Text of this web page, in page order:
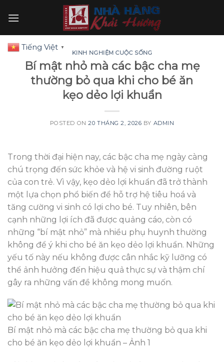
KINH NGHIỆM CUỘC SỐNG
Bí mật nhỏ mà các bậc cha mẹ
thường bỏ qua khi cho bé ăn
kẹo dẻo lợi khuẩn
POSTED ON20 THÁNG 2, 2026 BY ADMIN
Trong thời đại hiện nay, các bậc cha mẹ ngày càng
chú trọng đến sức khỏe và hệ vi sinh đường ruột
của con trẻ. Vì vậy, kẹo dẻo lợi khuẩn đã trở thành
một lựa chọn phổ biến để hỗ trợ hệ tiêu hoá và
tăng cường vi sinh có lợi cho bé. Tuy nhiên, bên
cạnh những lợi ích đã được quảng cáo, còn có
những “bí mật nhỏ” mà nhiều phụ huynh thường
không để ý khi cho bé ăn kẹo dẻo lợi khuẩn. Những
yếu tố này nếu không được cân nhắc kỹ lưỡng có
thể ảnh hưởng đến hiệu quả thực sự và thậm chí
gây ra những vấn đề không mong muốn.
Bí mật nhỏ mà các bậc cha mẹ thường bỏ qua khi
cho bé ăn kẹo dẻo lợi khuẩn – Ảnh 1
Tiếng Việt ▼